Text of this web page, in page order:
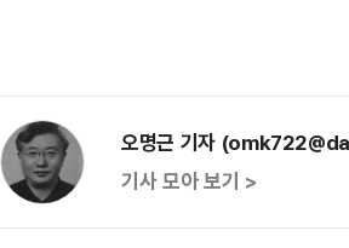
오명근 기자
기사 모아 보기 >